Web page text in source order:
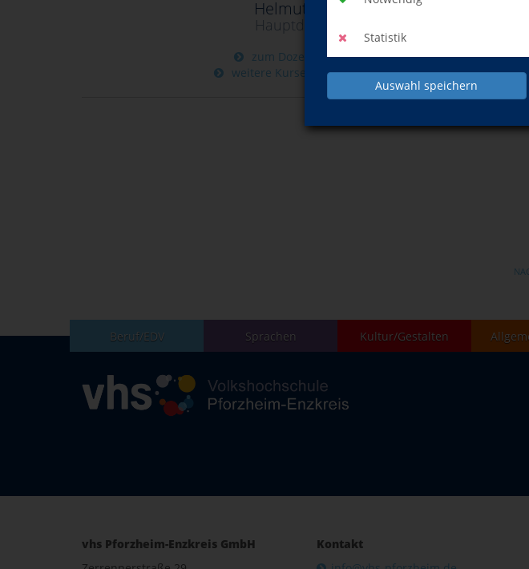
Statistik
Auswahl speichern
Helmut Lange
Hauptdozentin
zum Dozentinnenprofil
weitere Kurse dieser Dozentin
Beruf/EDV Sprachen Kultur/Gestalten
vhs Pforzheim-Enzkreis GmbH
Kontakt